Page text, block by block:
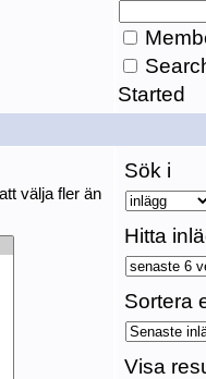
Started
välja fler än
Sök i
Hitta
Sortera
Visa